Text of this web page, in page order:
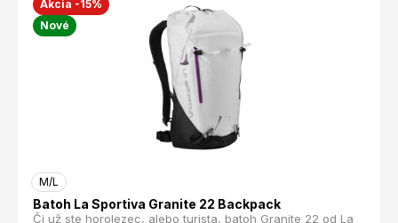
vnútorné vrecká pútka na uloženie expresiek integrovaný
vak na lano polstrovaný bedrový pás odvetrávací chrbtový
systém Materiál: 100% Polyamid
Akcia -15%
Nové
M/L
Batoh La Sportiva Granite 22 Backpack
Či už ste horolezec, alebo turista, batoh Granite 22 od La